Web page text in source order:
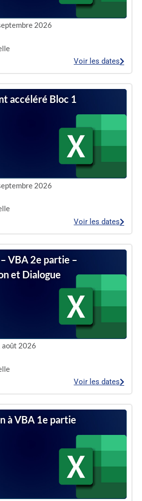
2026
Voir les dates
accéléré Bloc 1
2026
Voir les dates
VBA 2e partie –
et Dialogue
août 2026
Voir les dates
à VBA 1e partie